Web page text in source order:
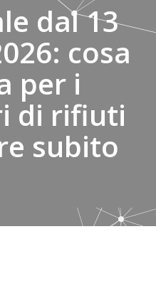
dal 13
cosa
per i
di rifiuti
subito